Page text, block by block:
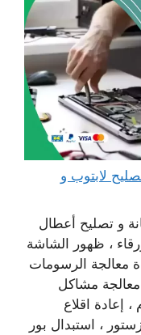
كمبيوتر الزور 65511033 تصليح لابتوب و
و تصليح أعطال
، ظهور الشاشة
معالجة الرسومات
معالجة مشاكل
إعادة اقلاع
، استبدال بور